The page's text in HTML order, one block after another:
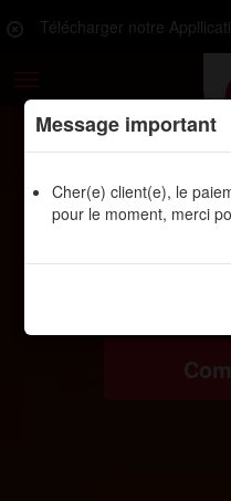
Télécharger notre
navigation
Message important
Cher(e) client(e), le
pour le moment, merci